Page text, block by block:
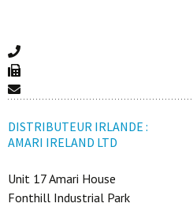
DISTRIBUTEUR IRLANDE :
AMARI IRELAND LTD
Unit 17 Amari House
Fonthill Industrial Park